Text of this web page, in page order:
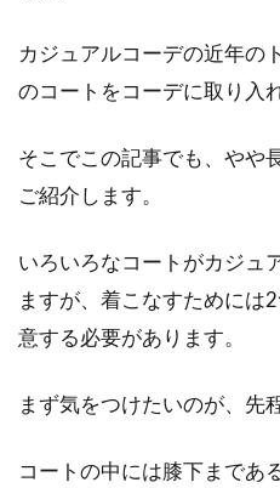
パーカー
を腰巻に
するだけで
ャケット
夏のクール
カジュアルコーデの近年の
のコートをコーデに取り入
そこでこの記事でも、やや
ご紹介します。
いろいろなコートがカジュ
ますが、着こなすためには
意する必要があります。
まず気をつけたいのが、先
コートの中には膝下まであ